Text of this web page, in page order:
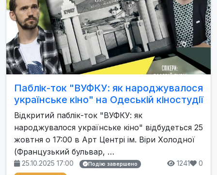
Паблік-ток "ВУФКУ: як народжувалося
українське кіно" на Одеській кіностудії
Відкритий паблік-ток "ВУФКУ: як
народжувалося українське кіно" відбудеться 25
жовтня о 17:00 в Арт Центрі ім. Віри Холодної
(Французький бульвар, …
25.10.2025 17:00 Подію завершено 1241 0